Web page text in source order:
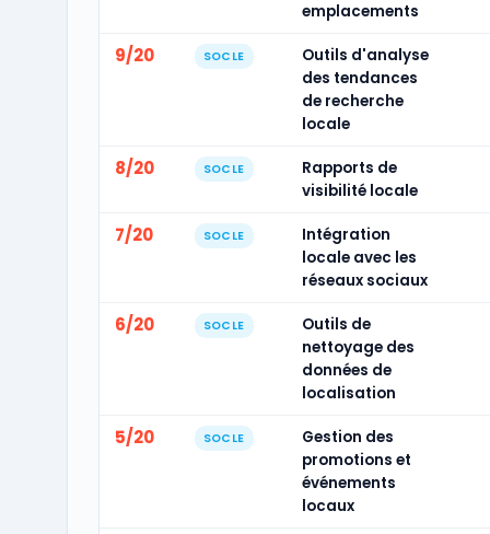
emplacements
9/20 SOCLE
Outils d'analyse
des tendances
de recherche
locale
8/20 SOCLE
Rapports de
visibilité locale
7/20 SOCLE
Intégration
locale avec les
réseaux sociaux
6/20 SOCLE
Outils de
nettoyage des
données de
localisation
5/20 SOCLE
Gestion des
promotions et
événements
locaux